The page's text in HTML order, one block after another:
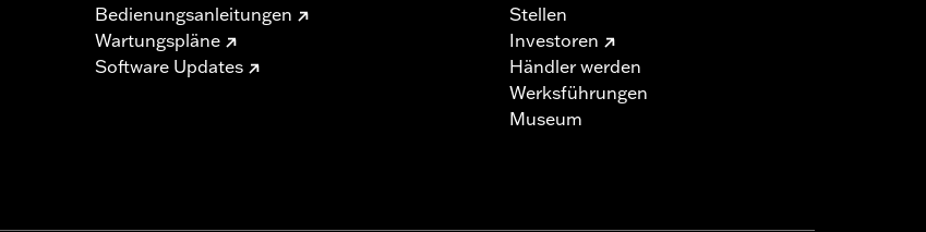
Bedienungsanleitungen
Wartungspläne
Software Updates
Stellen
Investoren
Händler werden
Werksführungen
Museum